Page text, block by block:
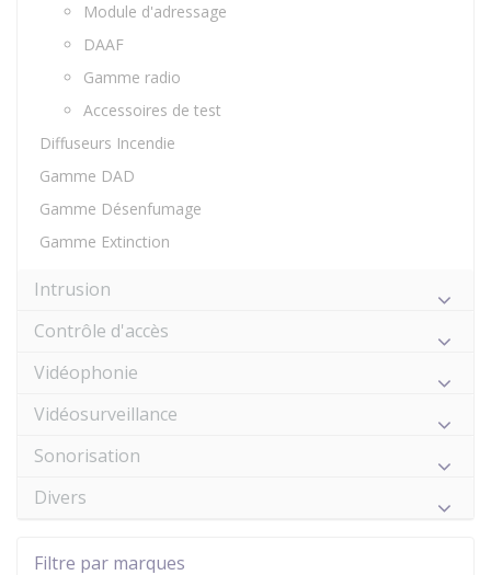
Module d'adressage
DAAF
Gamme radio
Accessoires de test
Diffuseurs Incendie
Gamme DAD
Gamme Désenfumage
Gamme Extinction
Intrusion
Contrôle d'accès
Vidéophonie
Vidéosurveillance
Sonorisation
Divers
Filtre par marques